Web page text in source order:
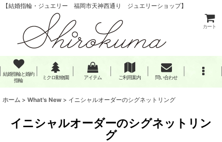
【結婚指輪・ジュエリー 福岡市天神西通り ジュエリーショップ】
カート
結婚指輪と婚約
指輪
ミクロ動物園 アイテム ご利用案内 問い合わせ
ホーム > What's New > イニシャルオーダーのシグネットリング
イニシャルオーダーのシグネットリン
グ